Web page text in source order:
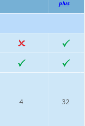
plus
4 32